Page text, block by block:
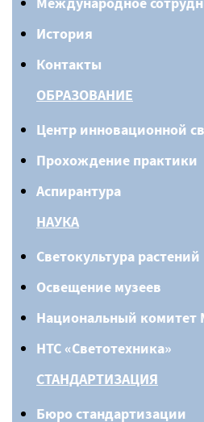
История
Контакты
ОБРАЗОВАНИЕ
Центр инновационной
Прохождение практики
Аспирантура
НАУКА
Светокультура растений
Освещение музеев
Национальный
НТС «Светотехника»
СТАНДАРТИЗАЦИЯ
Бюро стандартизации